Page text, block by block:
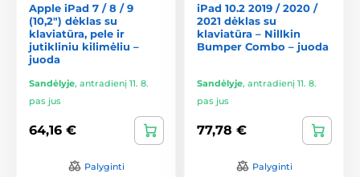
Apple iPad 7 / 8 / 9
(10,2") dėklas su
klaviatūra, pele ir
jutikliniu kilimėliu –
juoda
Sandėlyje, antradienį 11. 8.
pas jus
64,16 €
Palyginti
iPad 10.2 2019 / 2020 /
2021 dėklas su
klaviatūra – Nillkin
Bumper Combo – juoda
Sandėlyje, antradienį 11. 8.
pas jus
77,78 €
Palyginti